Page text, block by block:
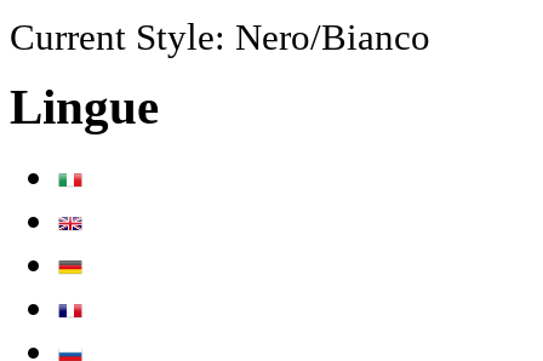
Current Style: Nero/Bianco
Lingue